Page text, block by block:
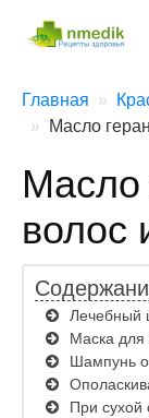
Главная
Масло
Масло
волос
Лечебный
Маска для
Шампунь
При сухой